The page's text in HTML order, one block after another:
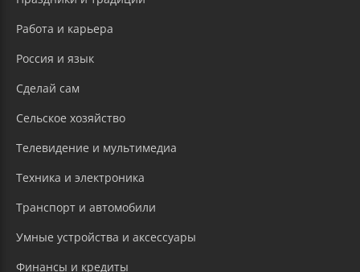
Работа и карьера
Россия и язык
Сделай сам
Сельское хозяйство
Телевидение и мультимедиа
Техника и электроника
Транспорт и автомобили
Умные устройства и аксессуары
Финансы и кредиты